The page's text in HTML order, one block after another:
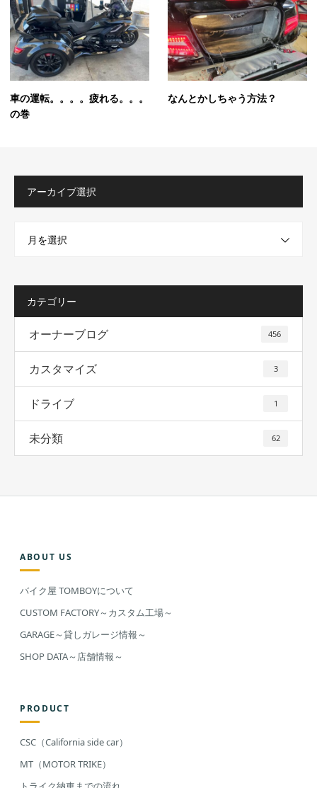
車の運転。。。。疲れる。。。
の巻
なんとかしちゃう方法？
アーカイブ選択
月を選択
カテゴリー
オーナーブログ 456
カスタマイズ 3
ドライブ 1
未分類 62
ABOUT US
バイク屋 TOMBOYについて
CUSTOM FACTORY～カスタム工場～
GARAGE～貸しガレージ情報～
SHOP DATA～店舗情報～
PRODUCT
CSC（California side car）
MT（MOTOR TRIKE）